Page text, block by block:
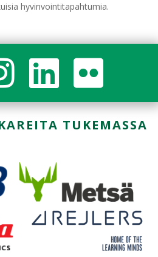
hyvinvointitapahtumia.
TUKEMASSA